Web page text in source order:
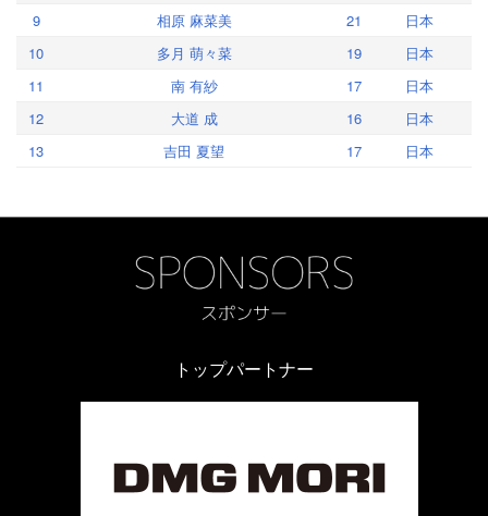
9
相原 麻菜美 21
日本
10
多月 萌々菜 19
日本
11
南 有紗 17
日本
12
大道 成 16
日本
13
吉田 夏望 17 日本
トップパートナー